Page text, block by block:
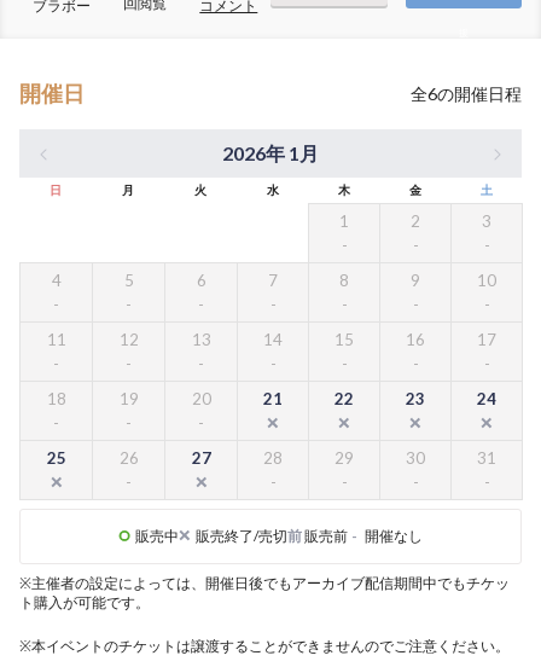
ブラボー コメント
開催日 全6の開催日程
2026年 1月
日 月 火 水 木 金 土
1 2 3
4 5 6 7 8 9 10
11 12 13 14 15 16 17
18 19 20 21 22 23 24
25 26 27 28 29 30 31
販売中 販売終了/売切前販売前 - 開催なし
※主催者の設定によっては、開催日後でもアーカイブ配信期間中でもチケッ
ト購入が可能です。
※本イベントのチケットは譲渡することができませんのでご注意ください。